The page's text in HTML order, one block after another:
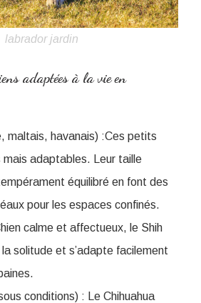
labrador jardin
adaptées à la vie en
maltais, havanais) :Ces petits
mais adaptables. Leur taille
équilibré en font des
pour les espaces confinés.
calme et affectueux, le Shih
solitude et s’adapte facilement
conditions) : Le Chihuahua